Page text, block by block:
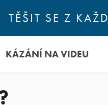
TĚŠIT SE Z
KÁZÁNÍ NA VIDEU